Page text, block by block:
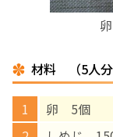
材料 （5人分
卵 5個